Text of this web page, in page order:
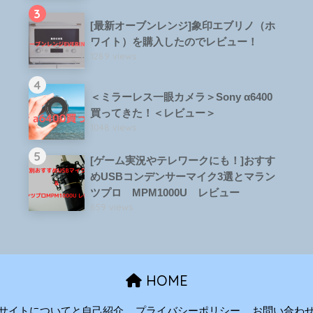
3
[最新オーブンレンジ]象印エブリノ（ホ
ワイト）を購入したのでレビュー！
1289 views
4
＜ミラーレス一眼カメラ＞Sony α6400
買ってきた！＜レビュー＞
1048 views
5
[ゲーム実況やテレワークにも！]おすす
めUSBコンデンサーマイク3選とマラン
ツプロ MPM1000U レビュー
659 views
HOME